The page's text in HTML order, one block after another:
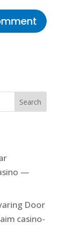
Search
—
Door
casino-